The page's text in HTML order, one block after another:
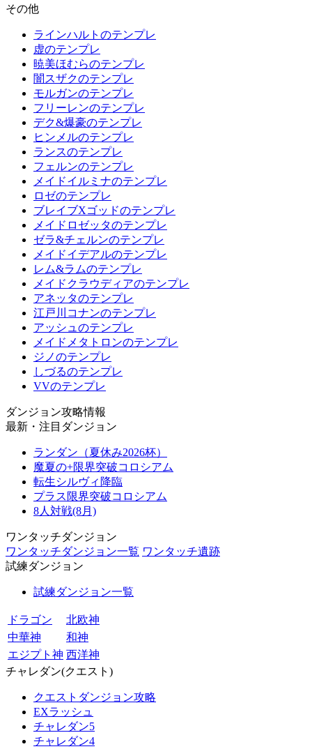
その他
ラインハルトのテンプレ
虚のテンプレ
暁美ほむらのテンプレ
闇スザクのテンプレ
モルガンのテンプレ
フリーレンのテンプレ
デク&爆豪のテンプレ
ヒンメルのテンプレ
ランスのテンプレ
フェルンのテンプレ
メイドイルミナのテンプレ
ロゼのテンプレ
ブレイブXゴッドのテンプレ
メイドロゼッタのテンプレ
ゼラ&チェルンのテンプレ
メイドイデアルのテンプレ
レム&ラムのテンプレ
メイドクラウディアのテンプレ
アネッタのテンプレ
江戸川コナンのテンプレ
アッシュのテンプレ
メイドメタトロンのテンプレ
ジノのテンプレ
しづるのテンプレ
VVのテンプレ
ダンジョン攻略情報
最新・注目ダンジョン
ランダン（夏休み2026杯）
魔夏の+限界突破コロシアム
転生シルヴィ降臨
プラス限界突破コロシアム
8人対戦(8月)
ワンタッチダンジョン
ワンタッチダンジョン一覧 ワンタッチ遺跡
試練ダンジョン
試練ダンジョン一覧
ドラゴン
北欧神
中華神
和神
エジプト神 西洋神
チャレダン(クエスト)
クエストダンジョン攻略
EXラッシュ
チャレダン5
チャレダン4